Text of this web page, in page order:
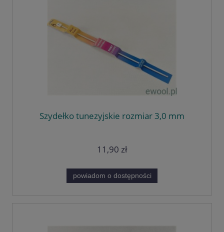
Szydełko tunezyjskie rozmiar 3,0 mm
11,90 zł
powiadom o dostępności